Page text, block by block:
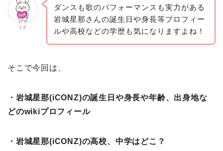
うさ
ダンスも歌のパフォーマンスも実力がある
岩城星那さんの誕生日や身長等プロフィー
ルや高校などの学歴も気になりますよね！
そこで今回は、
・岩城星那(iCONZ)の誕生日や身長や年齢、出身地な
どのwikiプロフィール
・岩城星那(iCONZ)の高校、中学はどこ？